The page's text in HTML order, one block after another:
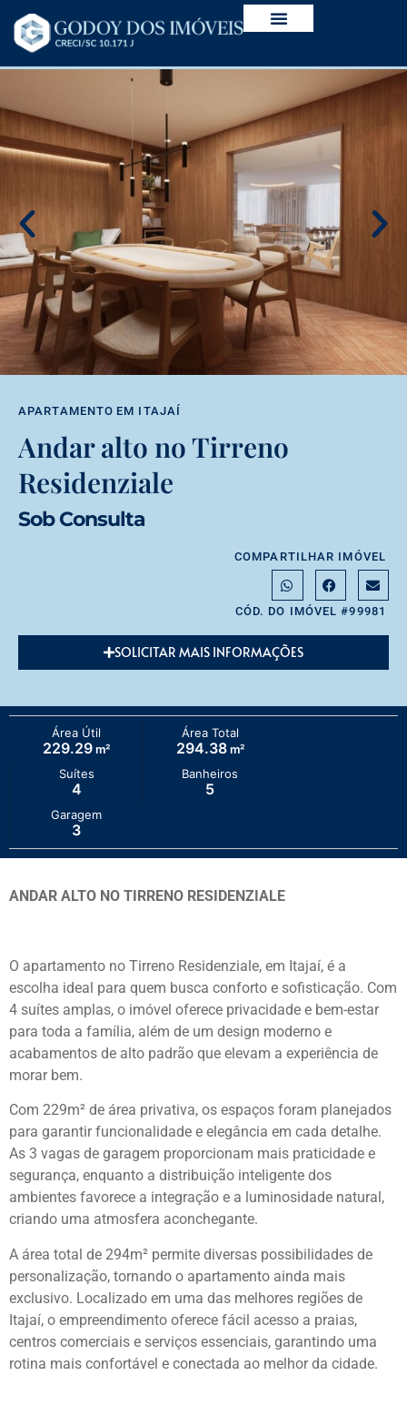
APARTAMENTO EM ITAJAÍ
Andar alto no Tirreno
Residenziale
Sob Consulta
COMPARTILHAR IMÓVEL
CÓD. DO IMÓVEL #99981
SOLICITAR MAIS INFORMAÇÕES
Área Útil
229.29m²
Área Total
294.38m²
Suítes
4
Banheiros
5
Garagem
3
ANDAR ALTO NO TIRRENO RESIDENZIALE
O apartamento no Tirreno Residenziale, em Itajaí, é a
escolha ideal para quem busca conforto e sofisticação. Com
4 suítes amplas, o imóvel oferece privacidade e bem-estar
para toda a família, além de um design moderno e
acabamentos de alto padrão que elevam a experiência de
morar bem.
Com 229m² de área privativa, os espaços foram planejados
para garantir funcionalidade e elegância em cada detalhe.
As 3 vagas de garagem proporcionam mais praticidade e
segurança, enquanto a distribuição inteligente dos
ambientes favorece a integração e a luminosidade natural,
criando uma atmosfera aconchegante.
A área total de 294m² permite diversas possibilidades de
personalização, tornando o apartamento ainda mais
exclusivo. Localizado em uma das melhores regiões de
Itajaí, o empreendimento oferece fácil acesso a praias,
centros comerciais e serviços essenciais, garantindo uma
rotina mais confortável e conectada ao melhor da cidade.